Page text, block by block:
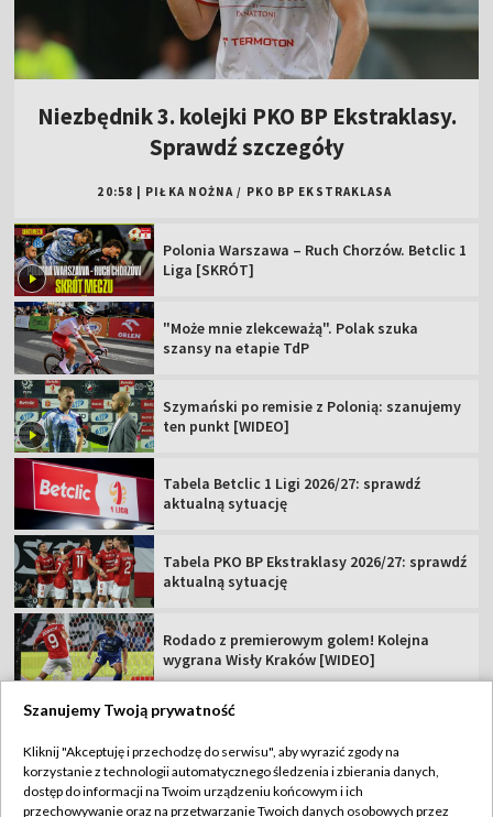
Niezbędnik 3. kolejki PKO BP Ekstraklasy.
Sprawdź szczegóły
20:58 PIŁKA NOŻNA / PKO BP EKSTRAKLASA
Polonia Warszawa – Ruch Chorzów. Betclic 1
Liga [SKRÓT]
"Może mnie zlekceważą". Polak szuka
szansy na etapie TdP
Szymański po remisie z Polonią: szanujemy
ten punkt [WIDEO]
Tabela Betclic 1 Ligi 2026/27: sprawdź
aktualną sytuację
Tabela PKO BP Ekstraklasy 2026/27: sprawdź
aktualną sytuację
Rodado z premierowym golem! Kolejna
wygrana Wisły Kraków [WIDEO]
TVP
Abonament TVP
Regulamin TVP
Szanujemy Twoją prywatność
Kliknij "Akceptuję i przechodzę do serwisu", aby wyrazić zgody na
korzystanie z technologii automatycznego śledzenia i zbierania danych,
dostęp do informacji na Twoim urządzeniu końcowym i ich
przechowywanie oraz na przetwarzanie Twoich danych osobowych przez